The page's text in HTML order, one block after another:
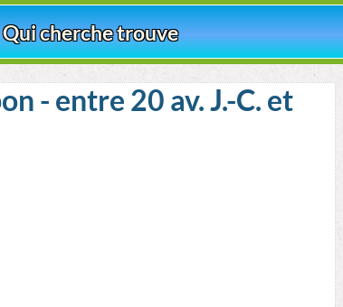
Qui cherche trouve
- entre 20 av. J.-C. et